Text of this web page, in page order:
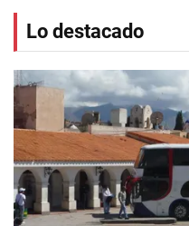
Lo destacado